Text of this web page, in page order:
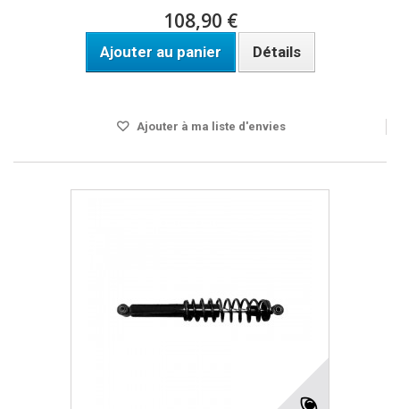
108,90 €
Ajouter au panier Détails
Ajouter à ma liste d'envies